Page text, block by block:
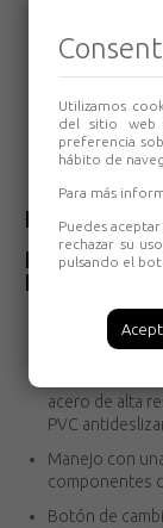
Puntal
Bessey
Se puede
telescópica
acero de alta
PVC
Manejo con
componentes
Botón de
Utilizamos
del sitio web
preferencia
hábito de
Para más
Puedes
rechazar su
pulsando el